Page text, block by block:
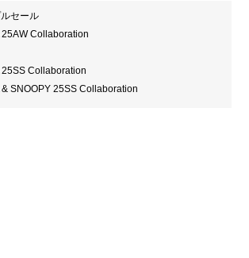
セール
25AW Collaboration
25SS Collaboration
& SNOOPY 25SS Collaboration